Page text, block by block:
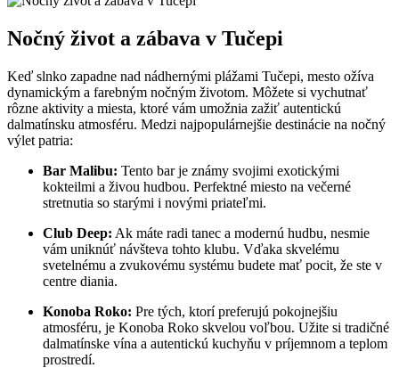
Nočný život a zábava v Tučepi
Keď slnko zapadne nad nádhernými plážami Tučepi, mesto ožíva
dynamickým a farebným nočným životom. Môžete si vychutnať
rôzne aktivity a miesta, ktoré vám umožnia zažiť autentickú
dalmatínsku atmosféru. Medzi najpopulárnejšie destinácie na nočný
výlet patria:
Bar Malibu: Tento bar je známy svojimi exotickými
kokteilmi a živou hudbou. Perfektné miesto na večerné
stretnutia so starými i novými priateľmi.
Club Deep: Ak máte radi tanec a modernú hudbu, nesmie
vám uniknúť návšteva tohto klubu. Vďaka skvelému
svetelnému a zvukovému systému budete mať pocit, že ste v
centre diania.
Konoba Roko: Pre tých, ktorí preferujú pokojnejšiu
atmosféru, je Konoba Roko skvelou voľbou. Užite si tradičné
dalmatínske vína a autentickú kuchyňu v príjemnom a teplom
prostredí.